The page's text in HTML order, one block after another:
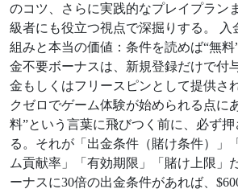
のコツ、さらに実践的なプレイプラン
級者にも役立つ視点で深掘りする。 入
組みと本当の価値：条件を読めば“無料
金不要ボーナスは、新規登録だけで付
金もしくはフリースピンとして提供さ
クゼロでゲーム体験が始められる点に
料”という言葉に飛びつく前に、必ず
る。それが「出金条件（賭け条件）」
ム貢献率」「有効期限」「賭け上限」
ーナスに30倍の出金条件があれば、